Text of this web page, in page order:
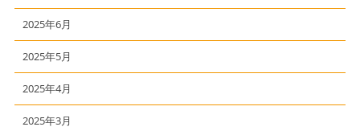
2025年6月
2025年5月
2025年4月
2025年3月